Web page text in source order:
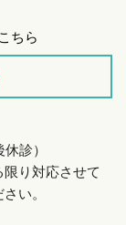
ちら
診）
り対応させて
い。